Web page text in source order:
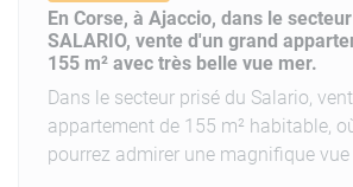
En Corse, à Ajaccio, dans le
SALARIO, vente d'un grand
155 m² avec très belle vue mer.
Dans le secteur prisé du Salario,
appartement de 155 m² habitable,
pourrez admirer une magnifique vue